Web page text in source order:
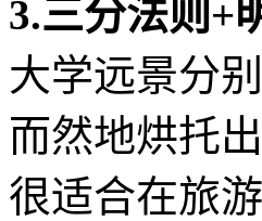
3.三分法则+
大学远景分
而然地烘托
很适合在旅